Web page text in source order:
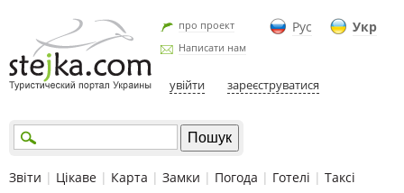
Рус Укр
про проект
Написати нам
увійти зареєструватися
Звіти | Цікаве | Карта | Замки | Погода | Готелі | Таксі